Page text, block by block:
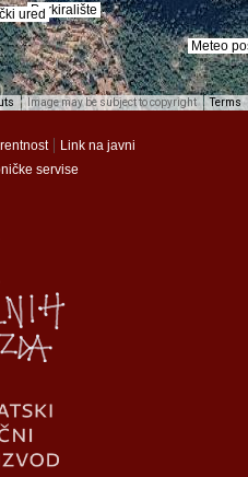
Meteo
uredParkiralište
Meteo
uredParkiralište
Image may be subject to copyright Terms
| Link na javni
servise